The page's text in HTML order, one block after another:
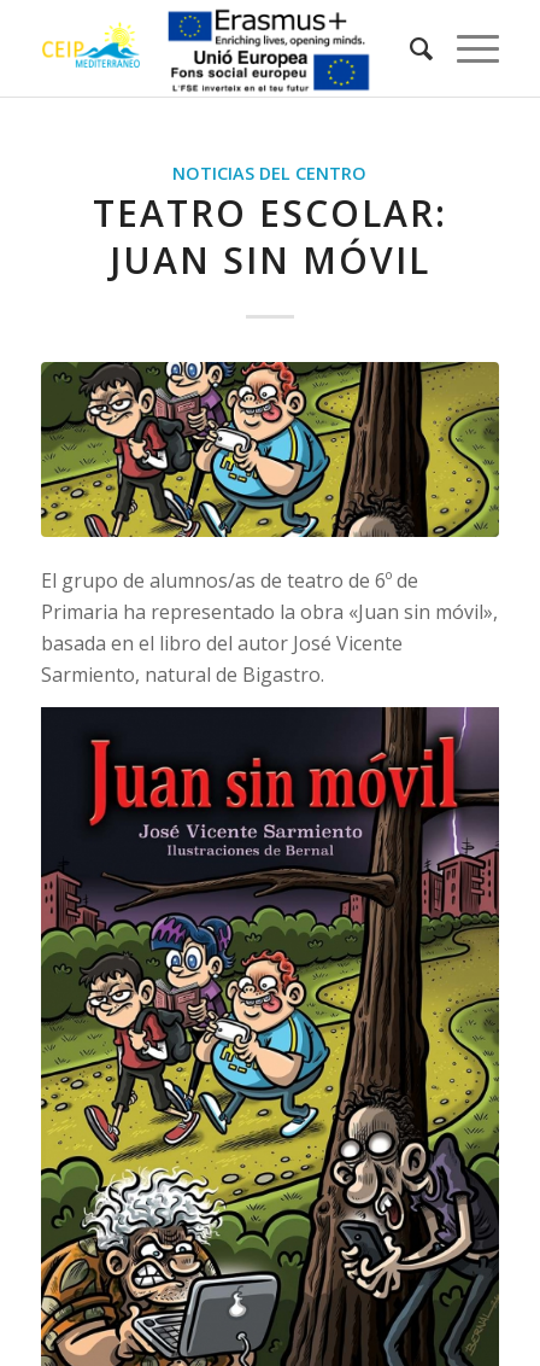
NOTICIAS DEL CENTRO
TEATRO ESCOLAR:
JUAN SIN MÓVIL
El grupo de alumnos/as de teatro de 6º de
Primaria ha representado la obra «Juan sin móvil»,
basada en el libro del autor José Vicente
Sarmiento, natural de Bigastro.